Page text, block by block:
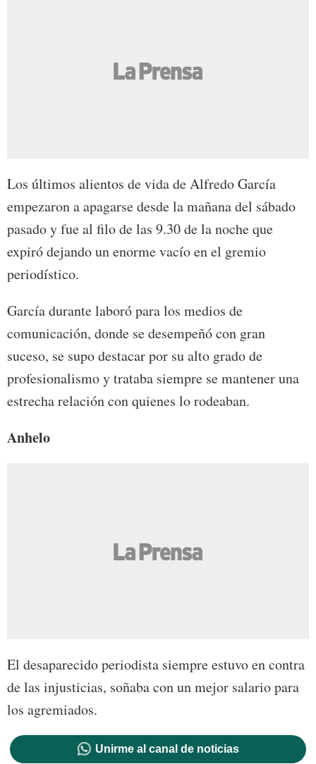
Los últimos alientos de vida de Alfredo García
empezaron a apagarse desde la mañana del sábado
pasado y fue al filo de las 9.30 de la noche que
expiró dejando un enorme vacío en el gremio
periodístico.
García durante laboró para los medios de
comunicación, donde se desempeñó con gran
suceso, se supo destacar por su alto grado de
profesionalismo y trataba siempre se mantener una
estrecha relación con quienes lo rodeaban.
Anhelo
El desaparecido periodista siempre estuvo en contra
de las injusticias, soñaba con un mejor salario para
los agremiados.
Unirme al canal de noticias